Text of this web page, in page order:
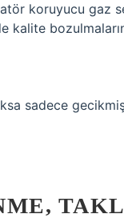
koruyucu gaz
kalite
sadece